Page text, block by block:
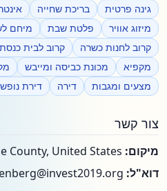
גינה פרטית
בריכת שחייה
מיזוג אוויר
פלטת שבת מיחם
קרוב לחנות כשרה
קרוב לבית
מקפיא
מכונת כביסה ומייבש
מצעים ומגבות
דירה דירת נופש
צור קשר
מיקום:
דוא"ל: